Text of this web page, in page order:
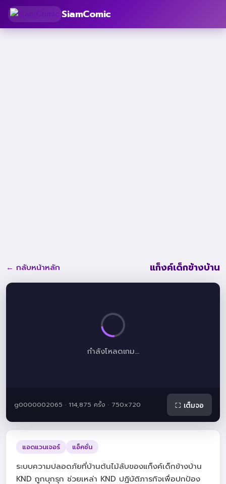
SiamComic
← กลับหน้าหลัก แก็งค์เด็กข้างบ้าน
กำลังโหลดเกม...
g0000002065 · 114,875 ครั้ง · 750x720 ⛶ เต็มจอ
แอดแวนเจอร์ แอ็คชั่น
ระบบความปลอดภัยที่บ้านต้นไม้ลับของแก็งค์เด็กข้างบ้าน
KND ถูกบุกรุก ช่วยเหล่า KND ปฏิบัติภารกิจเพื่อปกป้อง